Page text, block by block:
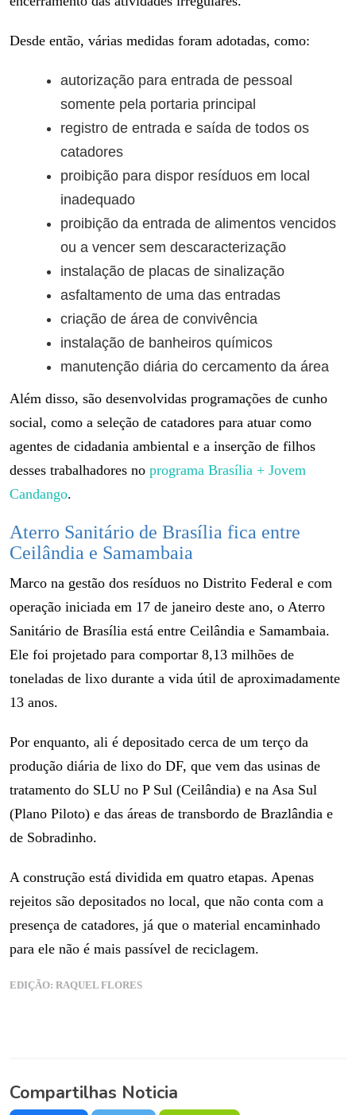
Desde então, várias medidas foram adotadas, como:
autorização para entrada de pessoal
somente pela portaria principal
registro de entrada e saída de todos os
catadores
proibição para dispor resíduos em local
inadequado
proibição da entrada de alimentos vencidos
ou a vencer sem descaracterização
instalação de placas de sinalização
asfaltamento de uma das entradas
criação de área de convivência
instalação de banheiros químicos
manutenção diária do cercamento da área
Além disso, são desenvolvidas programações de cunho
social, como a seleção de catadores para atuar como
agentes de cidadania ambiental e a inserção de filhos
desses trabalhadores no programa Brasília + Jovem
Candango.
Aterro Sanitário de Brasília fica entre
Ceilândia e Samambaia
Marco na gestão dos resíduos no Distrito Federal e com
operação iniciada em 17 de janeiro deste ano, o Aterro
Sanitário de Brasília está entre Ceilândia e Samambaia.
Ele foi projetado para comportar 8,13 milhões de
toneladas de lixo durante a vida útil de aproximadamente
13 anos.
Por enquanto, ali é depositado cerca de um terço da
produção diária de lixo do DF, que vem das usinas de
tratamento do SLU no P Sul (Ceilândia) e na Asa Sul
(Plano Piloto) e das áreas de transbordo de Brazlândia e
de Sobradinho.
A construção está dividida em quatro etapas. Apenas
rejeitos são depositados no local, que não conta com a
presença de catadores, já que o material encaminhado
para ele não é mais passível de reciclagem.
EDIÇÃO: RAQUEL FLORES
Compartilhas Noticia